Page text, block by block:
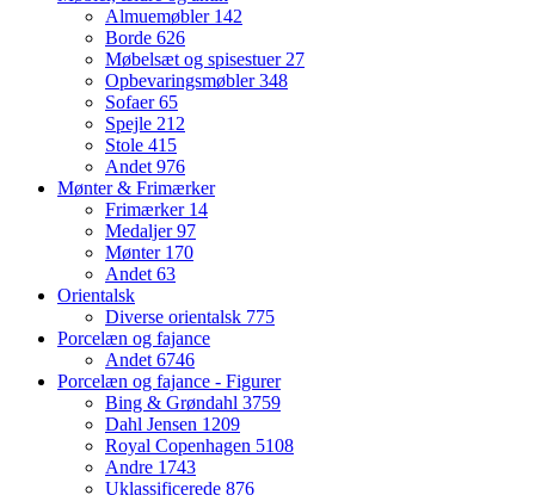
Almuemøbler 142
Borde 626
Møbelsæt og spisestuer27
Opbevaringsmøbler348
Sofaer65
Spejle 212
Stole 415
Andet976
Mønter & Frimærker
Frimærker 14
Medaljer97
Mønter 170
Andet63
Orientalsk
Diverse orientalsk 775
Porcelæn og fajance
Andet6746
Porcelæn og fajance - Figurer
Bing & Grøndahl 3759
Dahl Jensen 1209
Royal Copenhagen 5108
Andre 1743
Uklassificerede 876